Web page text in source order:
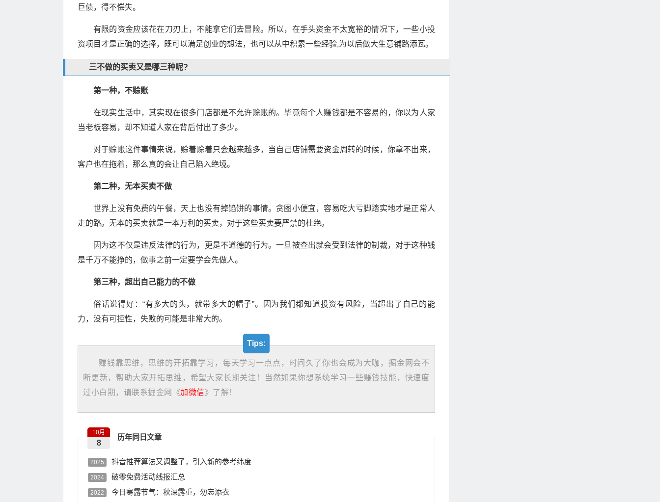
巨债，得不偿失。
有限的资金应该花在刀刃上，不能拿它们去冒险。所以，在手头资金不太宽裕的情况下，一些小投
资项目才是正确的选择，既可以满足创业的想法，也可以从中积累一些经验,为以后做大生意铺路添瓦。
三不做的买卖又是哪三种呢?
第一种，不赊账
在现实生活中，其实现在很多门店都是不允许赊账的。毕竟每个人赚钱都是不容易的，你以为人家
当老板容易，却不知道人家在背后付出了多少。
对于赊账这件事情来说，赊着赊着只会越来越多，当自己店铺需要资金周转的时候，你拿不出来，
客户也在拖着，那么真的会让自己陷入绝境。
第二种，无本买卖不做
世界上没有免费的午餐，天上也没有掉馅饼的事情。贪图小便宜，容易吃大亏脚踏实地才是正常人
走的路。无本的买卖就是一本万利的买卖，对于这些买卖要严禁的杜绝。
因为这不仅是违反法律的行为，更是不道德的行为。一旦被查出就会受到法律的制裁，对于这种钱
是千万不能挣的，做事之前一定要学会先做人。
第三种，超出自己能力的不做
俗话说得好：“有多大的头，就带多大的帽子”。因为我们都知道投资有风险，当超出了自己的能
力，没有可控性，失败的可能是非常大的。
Tips:
赚钱靠思维，思维的开拓靠学习，每天学习一点点，时间久了你也会成为大咖，掘金网会不
断更新，帮助大家开拓思维，希望大家长期关注！当然如果你想系统学习一些赚钱技能，快速度
过小白期，请联系掘金网《加微信》了解！
历年同日文章
10月
8
2025 抖音推荐算法又调整了，引入新的参考纬度
2024 破零免费活动线报汇总
2022 今日寒露节气：秋深露重，勿忘添衣